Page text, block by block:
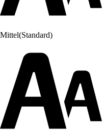
Mittel(Standard)